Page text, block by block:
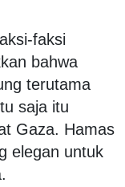
faksi
bahwa
terutama
saja itu
Gaza. Hamas
elegan untuk